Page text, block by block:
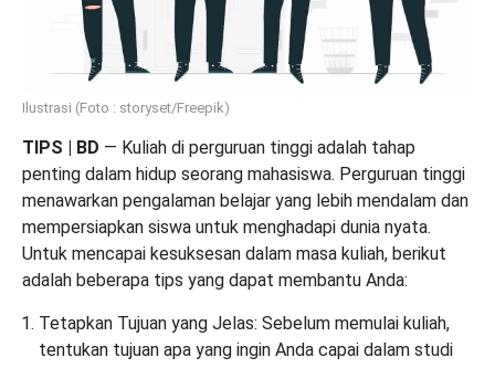
Ilustrasi (Foto : storyset/Freepik)
TIPS | BD — Kuliah di perguruan tinggi adalah tahap
penting dalam hidup seorang mahasiswa. Perguruan tinggi
menawarkan pengalaman belajar yang lebih mendalam dan
mempersiapkan siswa untuk menghadapi dunia nyata.
Untuk mencapai kesuksesan dalam masa kuliah, berikut
adalah beberapa tips yang dapat membantu Anda:
Tetapkan Tujuan yang Jelas: Sebelum memulai kuliah,
tentukan tujuan apa yang ingin Anda capai dalam studi